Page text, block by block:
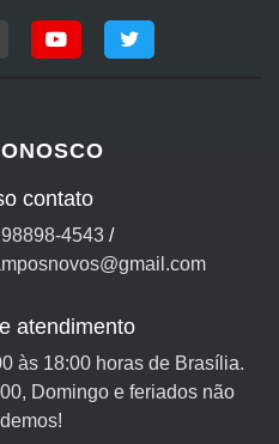
contato
4543/
atendimento
às 18:00 horas de Brasília.
Domingo e feriados não